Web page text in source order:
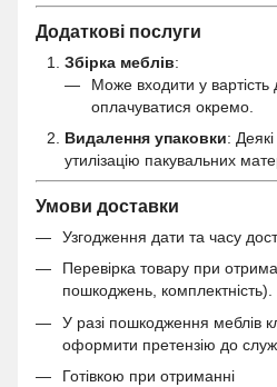
Додаткові послуги
Збірка меблів:
Може входити у вартість
оплачуватися окремо.
Видалення упаковки:
утилізацію пакувальних
Умови доставки
Узгодження дати та часу
Перевірка товару при
пошкоджень, комплектність).
У разі пошкодження меблів
оформити претензію до
Готівкою при отриманні